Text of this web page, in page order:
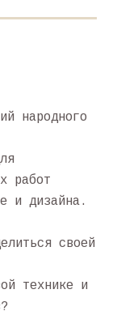
народного
работ
и дизайна.
своей
технике и